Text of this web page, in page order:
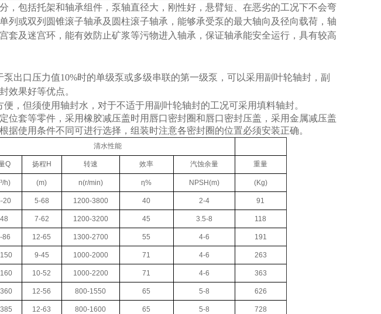
，包括托架和轴承组件，泵轴直径大，刚性好，悬臂短、在恶劣的工况下不会弯
列或双列圆锥滚子轴承及圆柱滚子轴承，能够承受泵的最大轴向及径向载荷，轴
套及迷宫环，能有效防止矿浆等污物进入轴承，保证轴承能安全运行，具有较高
泵出口压力值10%时的单级泵或多级串联的第一级泵，可以采用副叶轮轴封，副
效果好等优点。
，但须使用轴封水，对于不适于用副叶轮轴封的工况可采用填料轴封。
位套等零件，采用橡胶减压盖时用唇口密封圈和唇口密封压盖，采用金属减压盖
据使用条件不同可进行选择，组装时注意各密封圈的位置必须安装正确。
清水性能
Q 扬程H 转速 效率 汽蚀余量 重量
h) (m) n(r/min) η% NPSH(m) (Kg)
20 5-68 1200-3800 40 2-4 91
7-62 1200-3200 45 3.5-8 118
86 12-65 1300-2700 55 4-6 191
9-45 1000-2000 71 4-6 263
10-52 1000-2200 71 4-6 363
12-56 800-1550 65 5-8 626
12-63 800-1600 65 5-8 728